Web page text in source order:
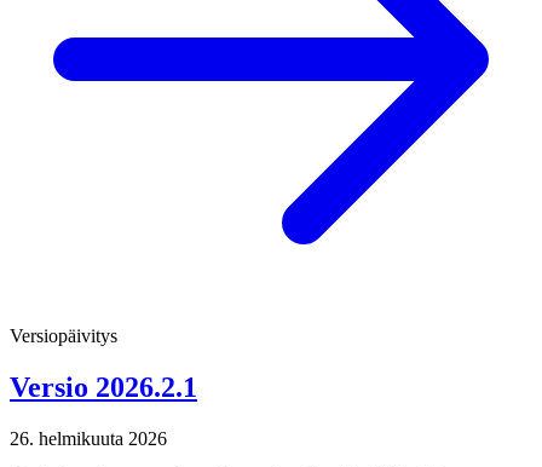
Versiopäivitys
Versio 2026.2.1
26. helmikuuta 2026